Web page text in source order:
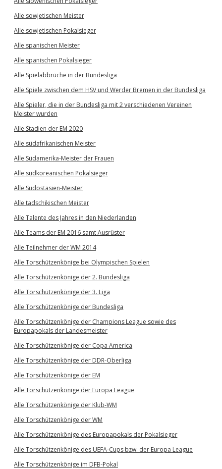
Alle sowjetischen Meister
Alle sowjetischen Pokalsieger
Alle spanischen Meister
Alle spanischen Pokalsieger
Alle Spielabbrüche in der Bundesliga
Alle Spiele zwischen dem HSV und Werder Bremen in der Bundesliga
Alle Spieler, die in der Bundesliga mit 2 verschiedenen Vereinen
Meister wurden
Alle Stadien der EM 2020
Alle südafrikanischen Meister
Alle Südamerika-Meister der Frauen
Alle südkoreanischen Pokalsieger
Alle Südostasien-Meister
Alle tadschikischen Meister
Alle Talente des Jahres in den Niederlanden
Alle Teams der EM 2016 samt Ausrüster
Alle Teilnehmer der WM 2014
Alle Torschützenkönige bei Olympischen Spielen
Alle Torschützenkönige der 2. Bundesliga
Alle Torschützenkönige der 3. Liga
Alle Torschützenkönige der Bundesliga
Alle Torschützenkönige der Champions League sowie des
Europapokals der Landesmeister
Alle Torschützenkönige der Copa America
Alle Torschützenkönige der DDR-Oberliga
Alle Torschützenkönige der EM
Alle Torschützenkönige der Europa League
Alle Torschützenkönige der Klub-WM
Alle Torschützenkönige der WM
Alle Torschützenkönige des Europapokals der Pokalsieger
Alle Torschützenkönige des UEFA-Cups bzw. der Europa League
Alle Torschützenkönige im DFB-Pokal